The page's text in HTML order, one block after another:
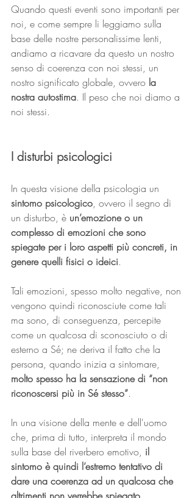
Quando questi eventi sono importanti per
noi, e come sempre li leggiamo sulla
base delle nostre personalissime lenti,
andiamo a ricavare da questo un nostro
senso di coerenza con noi stessi, un
nostro significato globale, ovvero la
nostra autostima. Il peso che noi diamo a
noi stessi.
I disturbi psicologici
In questa visione della psicologia un
sintomo psicologico, ovvero il segno di
un disturbo, è un’emozione o un
complesso di emozioni che sono
spiegate per i loro aspetti più concreti, in
genere quelli fisici o ideici.
Tali emozioni, spesso molto negative, non
vengono quindi riconosciute come tali
ma sono, di conseguenza, percepite
come un qualcosa di sconosciuto o di
esterno a Sé; ne deriva il fatto che la
persona, quando inizia a sintomare,
molto spesso ha la sensazione di “non
riconoscersi più in Sé stesso”.
In una visione della mente e dell'uomo
che, prima di tutto, interpreta il mondo
sulla base del riverbero emotivo, il
sintomo è quindi l’estremo tentativo di
dare una coerenza ad un qualcosa che